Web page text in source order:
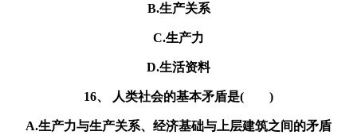
B.生产关系
C.生产力
D.生活资料
16、 人类社会的基本矛盾是( )
A.生产力与生产关系、经济基础与上层建筑之间的矛盾